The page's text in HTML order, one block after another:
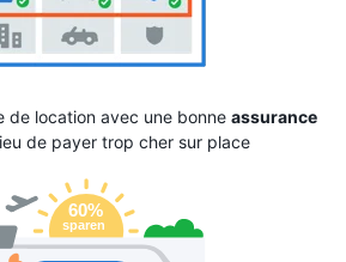
de location avec une bonne assurance
de payer trop cher sur place